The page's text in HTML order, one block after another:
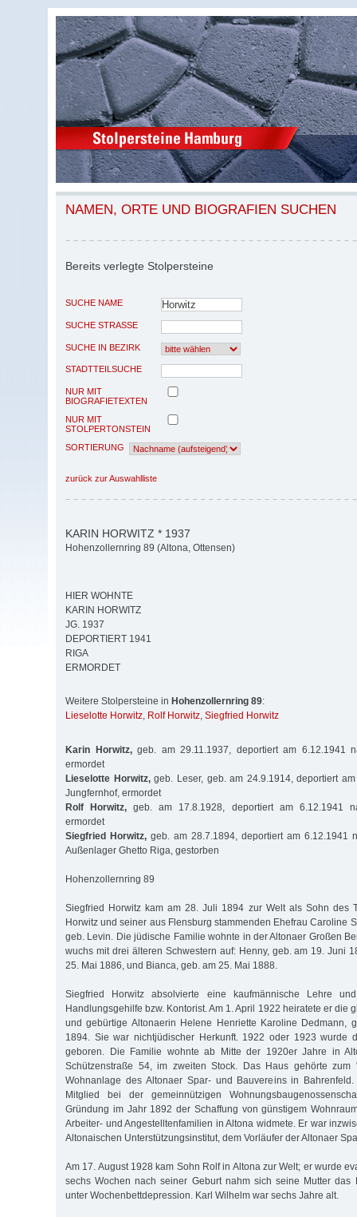
NAMEN, ORTE UND BIOGRAFIEN SUCHEN
Bereits verlegte Stolpersteine
SUCHE NAME
SUCHE STRASSE
SUCHE IN BEZIRK
STADTTEILSUCHE
NUR MIT
BIOGRAFIETEXTEN
NUR MIT
STOLPERTONSTEIN
SORTIERUNG
zurück zur Auswahlliste
KARIN HORWITZ * 1937
Hohenzollernring 89 (Altona, Ottensen)
HIER WOHNTE
KARIN HORWITZ
JG. 1937
DEPORTIERT 1941
RIGA
ERMORDET
Weitere Stolpersteine in Hohenzollernring 89:
Lieselotte Horwitz, Rolf Horwitz, Siegfried Horwitz
Karin Horwitz,geb. am 29.11.1937, deportiert am 6.12.1941
ermordet
Lieselotte Horwitz,geb. Leser, geb. am 24.9.1914, deportiert
Jungfernhof, ermordet
Rolf Horwitz, geb. am 17.8.1928, deportiert am 6.12.1941
ermordet
Siegfried Horwitz, geb. am 28.7.1894, deportiert am 6.12.1941
Außenlager Ghetto Riga, gestorben
Hohenzollernring 89
Siegfried Horwitz kam am 28. Juli 1894 zur Welt als Sohn des
Horwitz und seiner aus Flensburg stammenden Ehefrau Caroline
geb. Levin. Die jüdische Familie wohnte in der Altonaer Großen
wuchs mit drei älteren Schwestern auf: Henny, geb. am 19. Juni
25. Mai 1886, und Bianca, geb. am 25. Mai 1888.
Siegfried Horwitz absolvierte eine kaufmännische Lehre
Handlungsgehilfe bzw. Kontorist. Am 1. April 1922 heiratete er die
und gebürtige Altonaerin Helene Henriette Karoline Dedmann,
1894. Sie war nichtjüdischer Herkunft. 1922 oder 1923 wurde
geboren. Die Familie wohnte ab Mitte der 1920er Jahre in
Schützenstraße 54, im zweiten Stock. Das Haus gehörte zum
Wohnanlage des Altonaer Spar- und Bauvereins in
Mitglied bei der gemeinnützigen
Gründung im Jahr 1892 der Schaffung von günstigem
Arbeiter- und Angestelltenfamilien in Altona widmete. Er war
Altonaischen Unterstützungsinstitut, dem Vorläufer der Altonaer
Am 17. August 1928 kam Sohn Rolf in Altona zur Welt; er wurde
sechs Wochen nach seiner Geburt nahm sich seine Mutter das
unter Wochenbettdepression. Karl Wilhelm war sechs Jahre alt.